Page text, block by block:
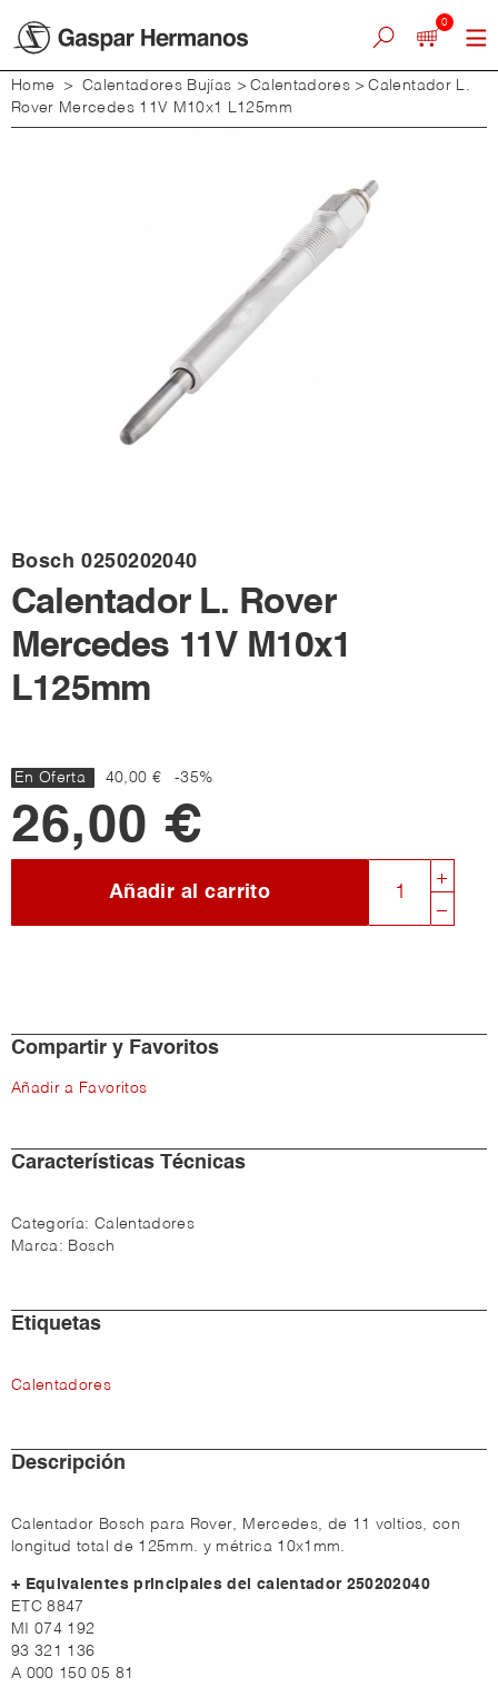
0
Home > Calentadores Bujías > Calentadores > Calentador L.
Rover Mercedes 11V M10x1 L125mm
Bosch 0250202040
Calentador L. Rover
Mercedes 11V M10x1
L125mm
En Oferta 40,00 € -35%
26,00 €
Añadir al carrito
Compartir y Favoritos
Añadir a Favoritos
Características Técnicas
Categoría: Calentadores
Marca: Bosch
Etiquetas
Calentadores
Descripción
Calentador Bosch para Rover, Mercedes, de 11 voltios, con
longitud total de 125mm. y métrica 10x1mm.
+ Equivalentes principales del calentador 250202040
ETC 8847
MI 074 192
93 321 136
A 000 150 05 81